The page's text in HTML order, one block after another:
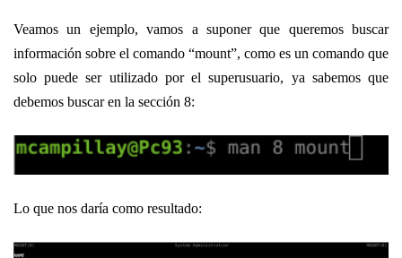
Veamos un ejemplo, vamos a suponer que queremos buscar
información sobre el comando “mount”, como es un comando que
solo puede ser utilizado por el superusuario, ya sabemos que
debemos buscar en la sección 8:
Lo que nos daría como resultado: